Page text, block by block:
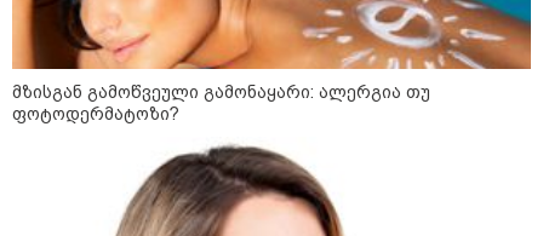
მზისგან გამოწვეული გამონაყარი: ალერგია თუ
ფოტოდერმატოზი?